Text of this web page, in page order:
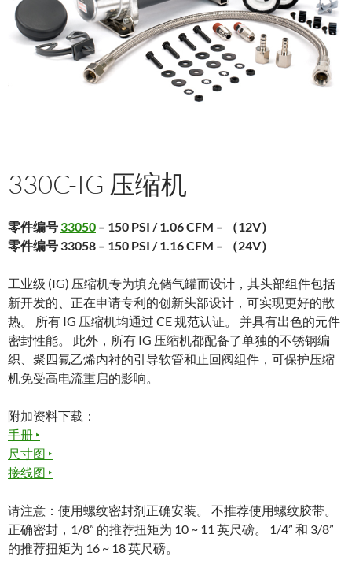
330C-IG 压缩机
零件编号 33050 – 150 PSI / 1.06 CFM – （12V）
零件编号 33058 – 150 PSI / 1.16 CFM – （24V）
工业级 (IG) 压缩机专为填充储气罐而设计，其头部组件包括
新开发的、正在申请专利的创新头部设计，可实现更好的散
热。 所有 IG 压缩机均通过 CE 规范认证。 并具有出色的元件
密封性能。 此外，所有 IG 压缩机都配备了单独的不锈钢编
织、聚四氟乙烯内衬的引导软管和止回阀组件，可保护压缩
机免受高电流重启的影响。
附加资料下载：
手册 ‣
尺寸图 ‣
接线图 ‣
请注意：使用螺纹密封剂正确安装。 不推荐使用螺纹胶带。
正确密封，1/8” 的推荐扭矩为 10 ~ 11 英尺磅。 1/4” 和 3/8”
的推荐扭矩为 16 ~ 18 英尺磅。